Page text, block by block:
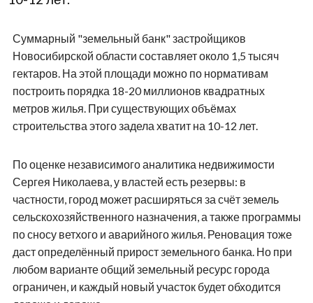
Суммарный "земельный банк" застройщиков
Новосибирской области составляет около 1,5 тысяч
гектаров. На этой площади можно по нормативам
построить порядка 18-20 миллионов квадратных
метров жилья. При существующих объёмах
строительства этого задела хватит на 10-12 лет.
По оценке независимого аналитика недвижимости
Сергея Николаева, у властей есть резервы: в
частности, город может расширяться за счёт земель
сельскохозяйственного назначения, а также программы
по сносу ветхого и аварийного жилья. Реновация тоже
даст определённый прирост земельного банка. Но при
любом варианте общий земельный ресурс города
ограничен, и каждый новый участок будет обходится